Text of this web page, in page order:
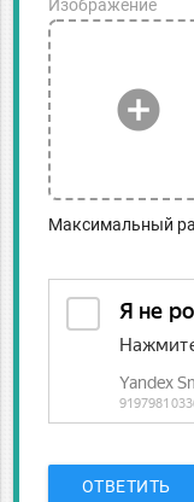
add_circle
Изображение
Максимальный
ОТВЕТИТЬ